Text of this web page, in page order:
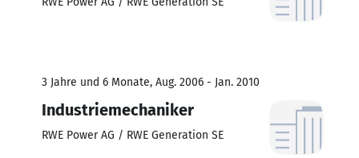
3 Jahre und 6 Monate, Aug. 2006 - Jan. 2010
Industriemechaniker
RWE Power AG / RWE Generation SE